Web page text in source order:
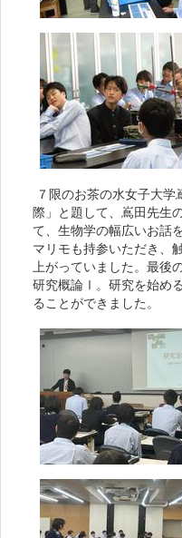
７限のお茶の水女子大
際」と題して、嶌田先生
て、生物学の幅広いお話
マリモも持参いただき、
上がっていました。最後
研究概論Ⅰ。研究を始め
ることができました。